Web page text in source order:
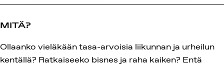
MITÄ?
Ollaanko vieläkään tasa-arvoisia liikunnan ja urheilun
kentällä? Ratkaiseeko bisnes ja raha kaiken? Entä